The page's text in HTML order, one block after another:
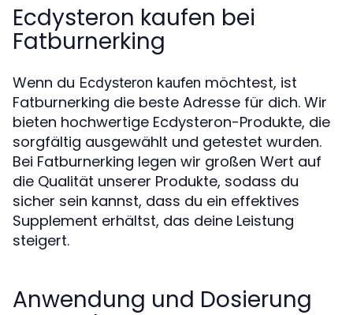
Ecdysteron kaufen bei
Fatburnerking
Wenn du Ecdysteron kaufen möchtest, ist
Fatburnerking die beste Adresse für dich. Wir
bieten hochwertige Ecdysteron-Produkte, die
sorgfältig ausgewählt und getestet wurden.
Bei Fatburnerking legen wir großen Wert auf
die Qualität unserer Produkte, sodass du
sicher sein kannst, dass du ein effektives
Supplement erhältst, das deine Leistung
steigert.
Anwendung und Dosierung